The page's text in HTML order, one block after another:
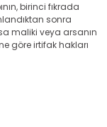
birinci fıkrada
sonra
maliki veya arsanın
göre irtifak hakları